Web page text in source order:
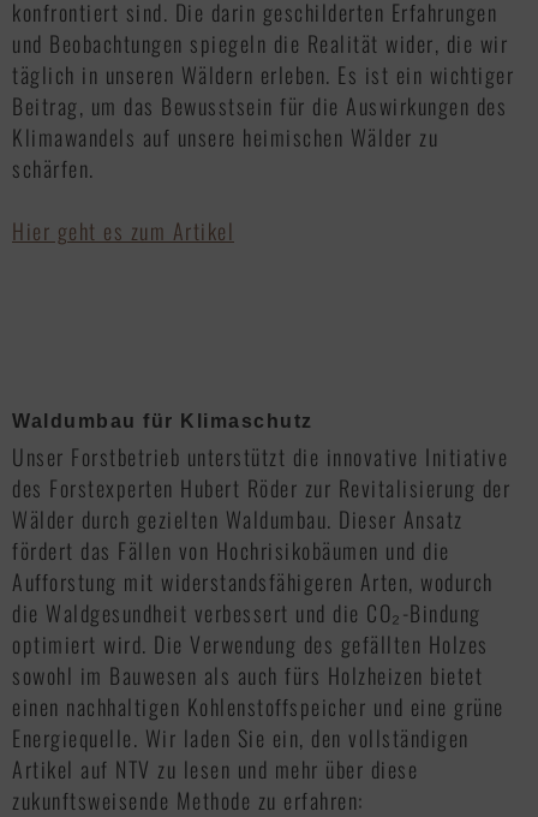
konfrontiert sind. Die darin geschilderten Erfahrungen
und Beobachtungen spiegeln die Realität wider, die wir
täglich in unseren Wäldern erleben. Es ist ein wichtiger
Beitrag, um das Bewusstsein für die Auswirkungen des
Klimawandels auf unsere heimischen Wälder zu
schärfen.
Hier geht es zum Artikel
Waldumbau für Klimaschutz
Unser Forstbetrieb unterstützt die innovative Initiative
des Forstexperten Hubert Röder zur Revitalisierung der
Wälder durch gezielten Waldumbau. Dieser Ansatz
fördert das Fällen von Hochrisikobäumen und die
Aufforstung mit widerstandsfähigeren Arten, wodurch
die Waldgesundheit verbessert und die CO₂-Bindung
optimiert wird. Die Verwendung des gefällten Holzes
sowohl im Bauwesen als auch fürs Holzheizen bietet
einen nachhaltigen Kohlenstoffspeicher und eine grüne
Energiequelle. Wir laden Sie ein, den vollständigen
Artikel auf NTV zu lesen und mehr über diese
zukunftsweisende Methode zu erfahren: